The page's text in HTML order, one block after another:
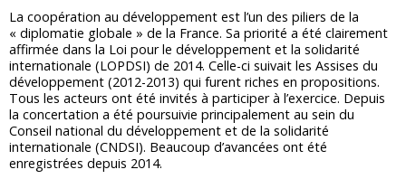
La coopération au développement est l’un des piliers de la
« diplomatie globale » de la France. Sa priorité a été clairement
affirmée dans la Loi pour le développement et la solidarité
internationale (LOPDSI) de 2014. Celle-ci suivait les Assises du
développement (2012-2013) qui furent riches en propositions.
Tous les acteurs ont été invités à participer à l’exercice. Depuis
la concertation a été poursuivie principalement au sein du
Conseil national du développement et de la solidarité
internationale (CNDSI). Beaucoup d’avancées ont été
enregistrées depuis 2014.